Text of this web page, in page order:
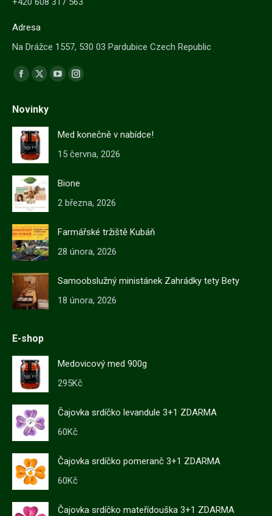
Adresa
Na Drážce 1557, 530 03 Pardubice Czech Republic
Find us on:
Facebook
se
otevře
v
novém
okně
X
se
otevře
v
novém
okně
YouTube
novém
Instagram
otevře
novém
Novinky
Med konečně v nabídce!
15 června, 2026
Bione
2 března, 2026
Farmářské tržiště Kubáň
28 února, 2026
Samoobslužný ministánek Zahrádky tety Bety
18 února, 2026
E-shop
Medovicový med 900g
295Kč
Čajovka srdíčko levandule 3+1 ZDARMA
60Kč
Čajovka srdíčko pomeranč 3+1 ZDARMA
60Kč
Čajovka srdíčko mateřídouška 3+1 ZDARMA